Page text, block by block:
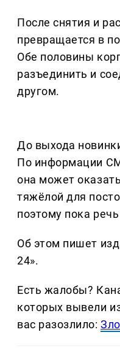
После снятия и
превращается в
Обе половины
разъединить и
другом.
До выхода
По информации
она может
тяжёлой для
поэтому пока
Об этом пишет
24».
Есть жалобы?
которых вывели
вас разозлило: